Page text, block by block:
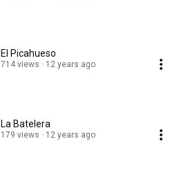
El Picahueso
714 views 12 years ago
La Batelera
179 views 12 years ago